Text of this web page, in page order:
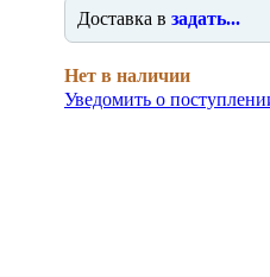
Доставка в задать...
Нет в наличии
Уведомить о